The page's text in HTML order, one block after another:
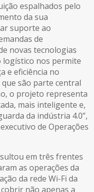
espalhados pelo
da sua
suporte ao
de
novas tecnologias
logístico nos permite
e eficiência no
são parte central
o projeto representa
mais inteligente e,
da indústria 4.0”,
de Operações
em três frentes
as operações da
da rede Wi-Fi da
não apenas a